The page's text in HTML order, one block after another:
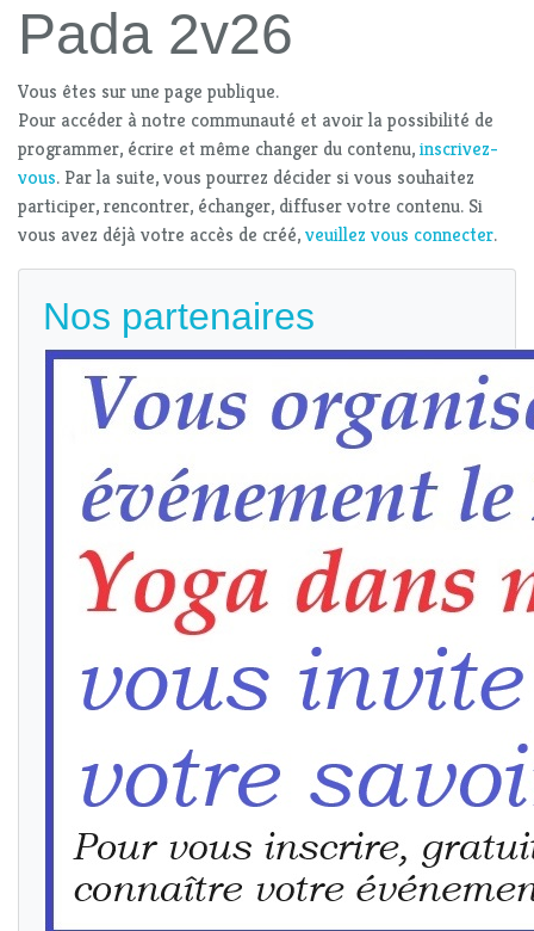
Pada 2v26
Vous êtes sur une page publique.
Pour accéder à notre communauté et avoir la possibilité de
programmer, écrire et même changer du contenu,inscrivez-
vous. Par la suite, vous pourrez décider si vous souhaitez
participer, rencontrer, échanger, diffuser votre contenu. Si
vous avez déjà votre accès de créé,veuillez vous connecter.
Nos partenaires